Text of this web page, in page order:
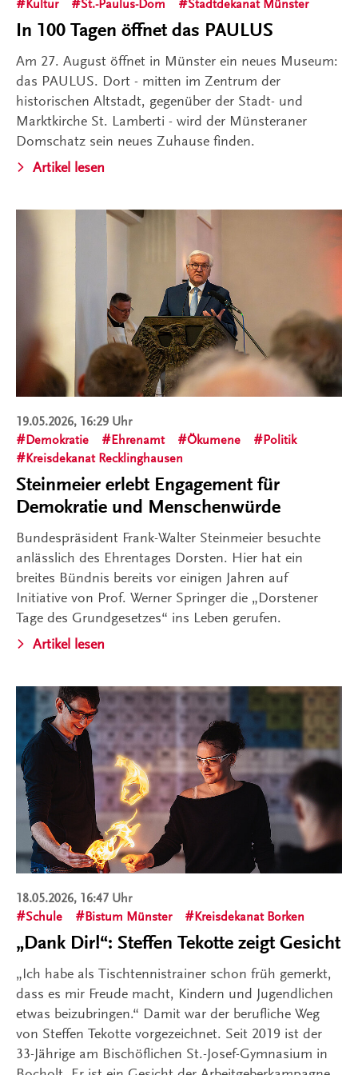
Kultur St.-Paulus-Dom Stadtdekanat Münster
In 100 Tagen öffnet das PAULUS
Am 27. August öffnet in Münster ein neues Museum:
das PAULUS. Dort - mitten im Zentrum der
historischen Altstadt, gegenüber der Stadt- und
Marktkirche St. Lamberti - wird der Münsteraner
Domschatz sein neues Zuhause finden.
Artikel lesen
19.05.2026, 16:29 Uhr
Demokratie
Ehrenamt Ökumene
Politik
Kreisdekanat Recklinghausen
Steinmeier erlebt Engagement für
Demokratie und Menschenwürde
Bundespräsident Frank-Walter Steinmeier besuchte
anlässlich des Ehrentages Dorsten. Hier hat ein
breites Bündnis bereits vor einigen Jahren auf
Initiative von Prof. Werner Springer die „Dorstener
Tage des Grundgesetzes“ ins Leben gerufen.
Artikel lesen
18.05.2026, 16:47 Uhr
Schule
Bistum Münster Kreisdekanat Borken
„Dank Dir!“: Steffen Tekotte zeigt Gesicht
„Ich habe als Tischtennistrainer schon früh gemerkt,
dass es mir Freude macht, Kindern und Jugendlichen
etwas beizubringen.“ Damit war der berufliche Weg
von Steffen Tekotte vorgezeichnet. Seit 2019 ist der
33-Jährige am Bischöflichen St.-Josef-Gymnasium in